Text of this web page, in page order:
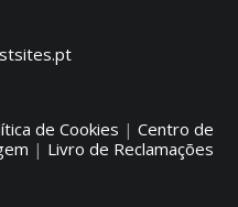
de Cookies | Centro de
| Livro de Reclamações